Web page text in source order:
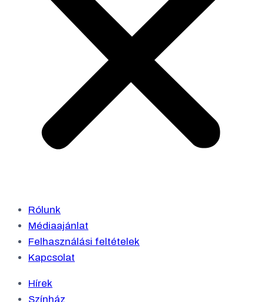
Rólunk
Médiaajánlat
Felhasználási feltételek
Kapcsolat
Hírek
Színház